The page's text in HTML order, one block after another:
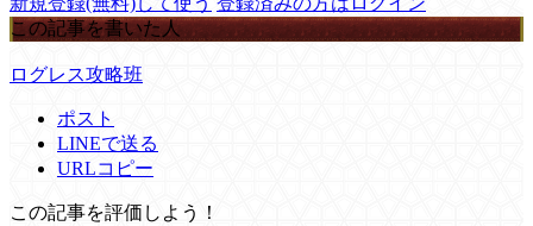
この記事を書いた人
ログレス攻略班
ポスト
LINEで送る
URLコピー
この記事を評価しよう！